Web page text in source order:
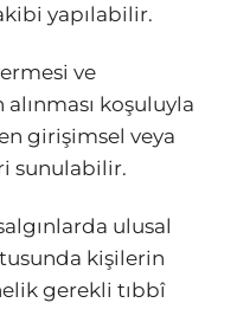
yapılabilir.
ve
koşuluyla
girişimsel veya
sunulabilir.
ulusal
kişilerin
gerekli tıbbî